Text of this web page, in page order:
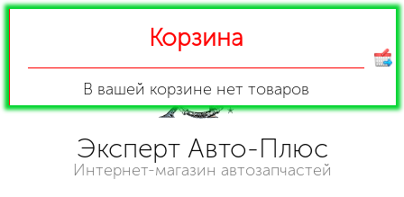
Эксперт Авто-Плюс
Интернет-магазин автозапчастей
Корзина
В вашей корзине нет товаров